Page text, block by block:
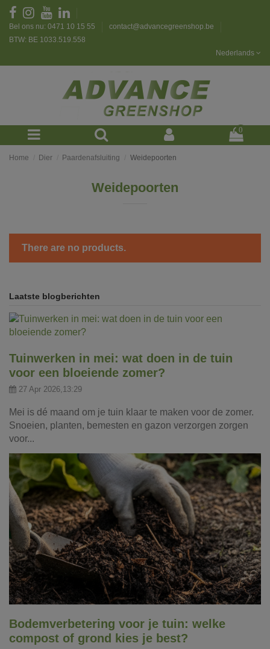
Bel ons nu: 0471 10 15 55
contact@advancegreenshop.be
BTW: BE 1033.519.558
Nederlands
0
Home Dier Paardenafsluiting Weidepoorten
Weidepoorten
There are no products.
Laatste blogberichten
Tuinwerken in mei: wat doen in de tuin
voor een bloeiende zomer?
27 Apr 2026,13:29
Mei is dé maand om je tuin klaar te maken voor de zomer.
Snoeien, planten, bemesten en gazon verzorgen zorgen
voor...
Bodemverbetering voor je tuin: welke
compost of grond kies je best?